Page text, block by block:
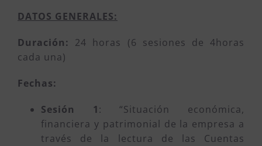
DATOS GENERALES:
Duración: 24 horas (6 sesiones de 4horas
cada una)
Fechas:
Sesión 1: “Situación económica,
financiera y patrimonial de la empresa a
través de la lectura de las Cuentas